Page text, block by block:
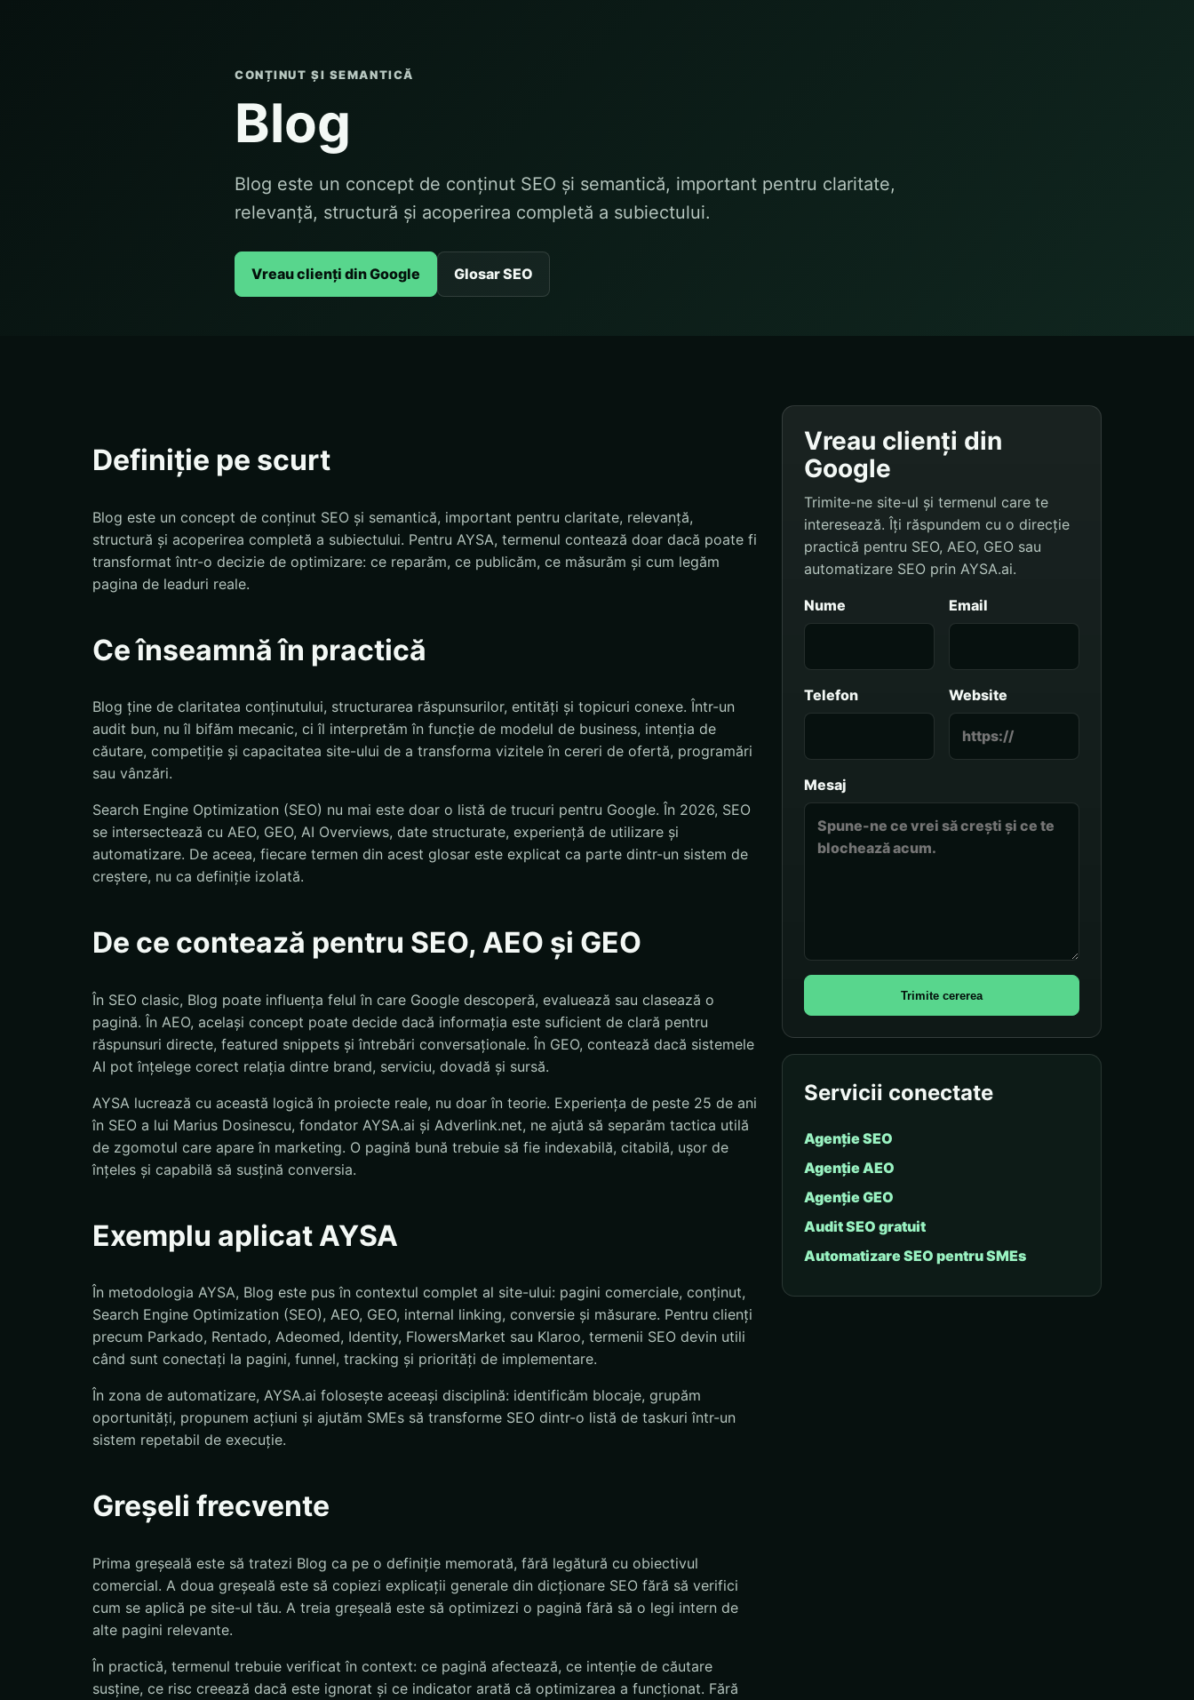
CONȚINUT ȘI SEMANTICĂ
Blog
Blog este un concept de conținut SEO și semantică, important pentru claritate,
relevanță, structură și acoperirea completă a subiectului.
Vreau clienți din Google Glosar SEO
Definiție pe scurt
Blog este un concept de conținut SEO și semantică, important pentru claritate, relevanță,
structură și acoperirea completă a subiectului. Pentru AYSA, termenul contează doar dacă poate fi
transformat într-o decizie de optimizare: ce reparăm, ce publicăm, ce măsurăm și cum legăm
pagina de leaduri reale.
Ce înseamnă în practică
Blog ține de claritatea conținutului, structurarea răspunsurilor, entități și topicuri conexe. Într-un
audit bun, nu îl bifăm mecanic, ci îl interpretăm în funcție de modelul de business, intenția de
căutare, competiție și capacitatea site-ului de a transforma vizitele în cereri de ofertă, programări
sau vânzări.
Search Engine Optimization (SEO) nu mai este doar o listă de trucuri pentru Google. În 2026, SEO
se intersectează cu AEO, GEO, AI Overviews, date structurate, experiență de utilizare și
automatizare. De aceea, fiecare termen din acest glosar este explicat ca parte dintr-un sistem de
creștere, nu ca definiție izolată.
De ce contează pentru SEO, AEO și GEO
În SEO clasic, Blog poate influența felul în care Google descoperă, evaluează sau clasează o
pagină. În AEO, același concept poate decide dacă informația este suficient de clară pentru
răspunsuri directe, featured snippets și întrebări conversaționale. În GEO, contează dacă sistemele
AI pot înțelege corect relația dintre brand, serviciu, dovadă și sursă.
AYSA lucrează cu această logică în proiecte reale, nu doar în teorie. Experiența de peste 25 de ani
în SEO a lui Marius Dosinescu, fondator AYSA.ai și Adverlink.net, ne ajută să separăm tactica utilă
de zgomotul care apare în marketing. O pagină bună trebuie să fie indexabilă, citabilă, ușor de
înțeles și capabilă să susțină conversia.
Exemplu aplicat AYSA
În metodologia AYSA, Blog este pus în contextul complet al site-ului: pagini comerciale, conținut,
Search Engine Optimization (SEO), AEO, GEO, internal linking, conversie și măsurare. Pentru clienți
precum Parkado, Rentado, Adeomed, Identity, FlowersMarket sau Klaroo, termenii SEO devin utili
când sunt conectați la pagini, funnel, tracking și priorități de implementare.
În zona de automatizare, AYSA.ai folosește aceeași disciplină: identificăm blocaje, grupăm
oportunități, propunem acțiuni și ajutăm SMEs să transforme SEO dintr-o listă de taskuri într-un
sistem repetabil de execuție.
Greșeli frecvente
Prima greșeală este să tratezi Blog ca pe o definiție memorată, fără legătură cu obiectivul
comercial. A doua greșeală este să copiezi explicații generale din dicționare SEO fără să verifici
cum se aplică pe site-ul tău. A treia greșeală este să optimizezi o pagină fără să o legi intern de
alte pagini relevante.
În practică, termenul trebuie verificat în context: ce pagină afectează, ce intenție de căutare
susține, ce risc creează dacă este ignorat și ce indicator arată că optimizarea a funcționat. Fără
Vreau clienți din
Google
Trimite-ne site-ul și termenul care te
interesează. Îți răspundem cu o direcție
practică pentru SEO, AEO, GEO sau
automatizare SEO prin AYSA.ai.
Nume Email
Telefon Website
Mesaj
Trimite cererea
Servicii conectate
Agenție SEO
Agenție AEO
Agenție GEO
Audit SEO gratuit
Automatizare SEO pentru SMEs